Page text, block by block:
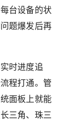
台设备的状
题爆发后再
时进度追
程打通。管
面板上就能
三角、珠三